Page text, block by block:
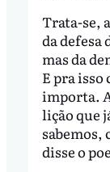
Trata-se,
da defesa
mas da
E pra isso
importa.
lição que
sabemos,
disse o